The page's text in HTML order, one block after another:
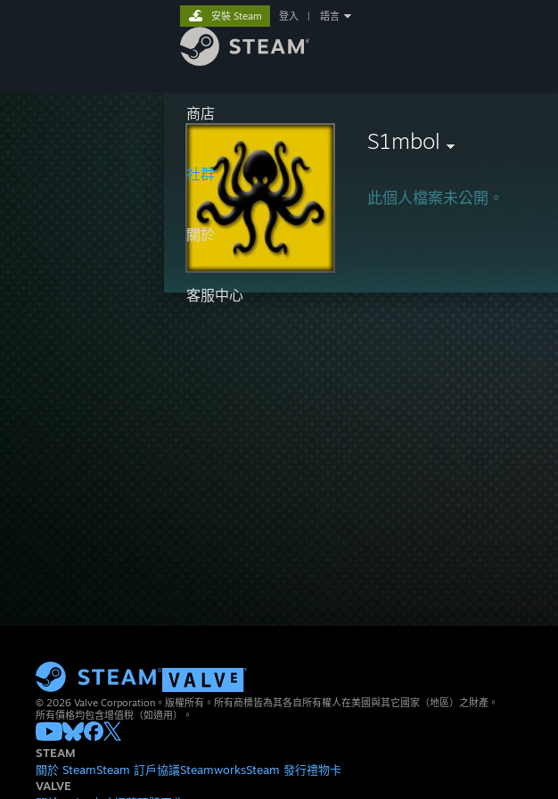
商店
社群
關於
客服中心
安裝 Steam 登入 語言
S1mbol
此個人檔案未公開。
© 2026 Valve Corporation。版權所有。所有商標皆為其各自所有權人在美國與其它國家（地區）之財產。
所有價格均包含增值稅（如適用）。
STEAM
關於 SteamSteam 訂戶協議SteamworksSteam 發行禮物卡
VALVE